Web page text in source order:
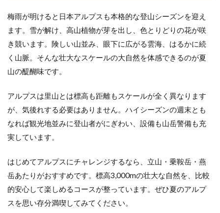
梅雨が明けると日本アルプスも本格的な登山シーズンを迎え
ます。雪が解け、高山植物が芽を出し、色とりどりの花が咲
き競います。険しい山並み、眼下に広がる雲海、はるかに続
く山脈。そんな壮大なスケールの大自然を体感できるのが夏
山の醍醐味です。
アルプスは里山とは標高も距離もスケールが全く異なります
が、気後れする必要はありません。ハイシーズンの週末とも
なれば観光地並みに登山者がにぎわい、設備も山岳警備も充
実しています。
はじめてアルプスにチャレンジするなら、立山・乗鞍岳・燕
岳あたりがおすすめです。標高3,000mの壮大な自然を、比較
的安心して楽しめるコースが整っています。ぜひ夏のアルプ
スを思い存分満喫してみてください。